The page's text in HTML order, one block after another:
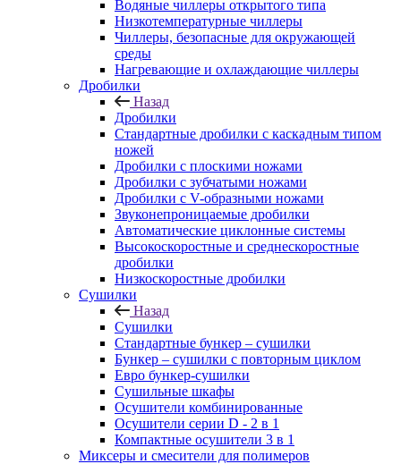
Водяные чиллеры открытого типа
Низкотемпературные чиллеры
Чиллеры, безопасные для окружающей
среды
Нагревающие и охлаждающие чиллеры
Дробилки
Назад
Дробилки
Стандартные дробилки с каскадным типом
ножей
Дробилки с плоскими ножами
Дробилки с зубчатыми ножами
Дробилки с V-образными ножами
Звуконепроницаемые дробилки
Автоматические циклонные системы
Высокоскоростные и среднескоростные
дробилки
Низкоскоростные дробилки
Сушилки
Назад
Сушилки
Стандартные бункер – сушилки
Бункер – сушилки с повторным циклом
Евро бункер-сушилки
Сушильные шкафы
Осушители комбинированные
Осушители серии D - 2 в 1
Компактные осушители 3 в 1
Миксеры и смесители для полимеров